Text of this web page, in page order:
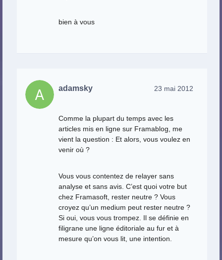
bien à vous
adamsky 23 mai 2012
Comme la plupart du temps avec les
articles mis en ligne sur Framablog, me
vient la question : Et alors, vous voulez en
venir où ?
Vous vous contentez de relayer sans
analyse et sans avis. C’est quoi votre but
chez Framasoft, rester neutre ? Vous
croyez qu’un medium peut rester neutre ?
Si oui, vous vous trompez. Il se définie en
filigrane une ligne éditoriale au fur et à
mesure qu’on vous lit, une intention.